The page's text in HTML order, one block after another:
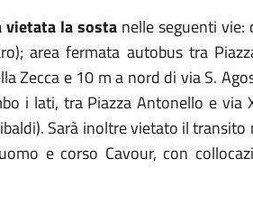
vietata la sostanelle seguenti vie:
area fermata autobus tra
Zecca e 10 m a nord di via S.
i lati, tra Piazza Antonello e via
Sarà inoltre vietato il transito
e corso Cavour, con